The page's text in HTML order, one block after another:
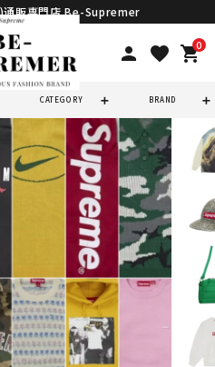
通販専門店 Be-Supremer
person favorite 0
shopping_cart
CATEGORY BRAND
ストバッグ